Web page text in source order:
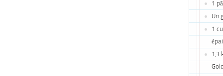
1
Un
1
1,3